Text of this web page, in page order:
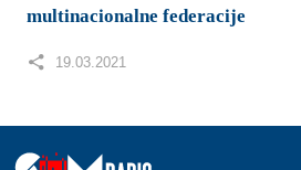
multinacionalne federacije
19.03.2021